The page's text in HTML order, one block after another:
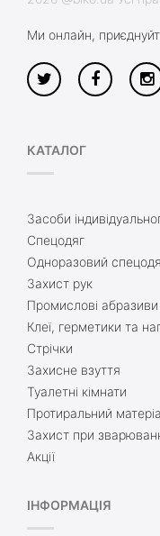
Ми онлайн,
КАТАЛОГ
Засоби
Спецодяг
Одноразовий
Захист рук
Промислові
Клеї, герметики та
Стрічки
Захисне взуття
Туалетні кімнати
Протиральний
Захист при
Акції
ІНФОРМАЦІЯ